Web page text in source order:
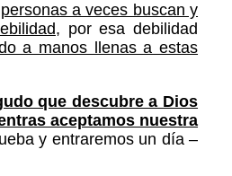
a veces buscan y
, por esa debilidad
a manos llenas a estas
que descubre a Dios
aceptamos nuestra
y entraremos un día –